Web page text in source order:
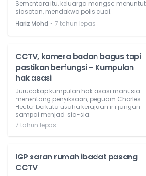
Sementara itu, keluarga mangsa menuntut
siasatan, mendakwa polis cuai.
Hariz Mohd ⋅ 7 tahun lepas
CCTV, kamera badan bagus tapi
pastikan berfungsi - Kumpulan
hak asasi
Jurucakap kumpulan hak asasi manusia
menentang penyiksaan, peguam Charles
Hector berkata usaha kerajaan ini jangan
sampai menjadi sia-sia.
7 tahun lepas
IGP saran rumah ibadat pasang
CCTV